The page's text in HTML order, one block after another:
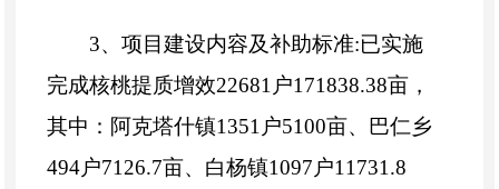
3、项目建设内容及补助标准:已实施
完成核桃提质增效22681户171838.38亩，
其中：阿克塔什镇1351户5100亩、巴仁乡
494户7126.7亩、白杨镇1097户11731.8